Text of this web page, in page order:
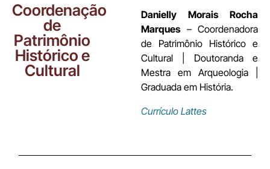
Coordenação
de
Patrimônio
Histórico e
Cultural
Danielly Morais Rocha
Marques– Coordenadora
de Patrimônio Histórico e
Cultural | Doutoranda e
Mestra em Arqueologia |
Graduada em História.
Currículo Lattes